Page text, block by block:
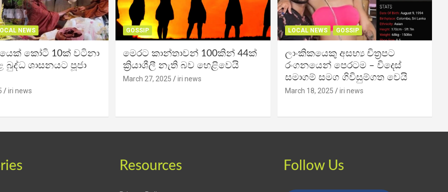
NEWS
කෝටි 10ක් වටිනා
බුද්ධ ශාසනයට පූජා
iri news
GOSSIP
මෙරට කාන්තාවන් 100කින් 44ක්
ක්‍රියාශීලී නැති බව හෙළිවෙයි
March 27, 2025 iri news
LOCAL NEWS GOSSIP
ලාංකිකයෙකු අසභ්‍ය චිත්‍රපට
රංගනයෙන් පෙරටම – විදෙස්
සමාගම් සමග ගිවිසුම්ගත වෙයි
March 18, 2025 iri news
Resources Follow Us